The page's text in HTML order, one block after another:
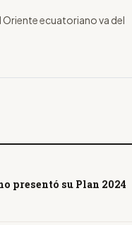
Oriente ecuatoriano va del
presentó su Plan 2024